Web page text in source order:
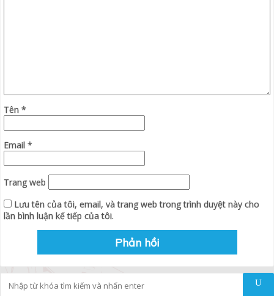
Tên *
Email *
Trang web
Lưu tên của tôi, email, và trang web trong trình duyệt này cho
lần bình luận kế tiếp của tôi.